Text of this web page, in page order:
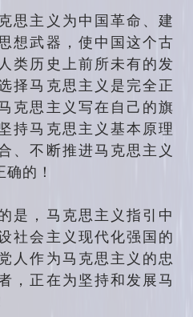
主义为中国革命、建
想武器，使中国这个古
类历史上前所未有的发
择马克思主义是完全正
克思主义写在自己的旗
持马克思主义基本原理
、不断推进马克思主义
的！
，马克思主义指引中
社会主义现代化强国的
人作为马克思主义的忠
，正在为坚持和发展马